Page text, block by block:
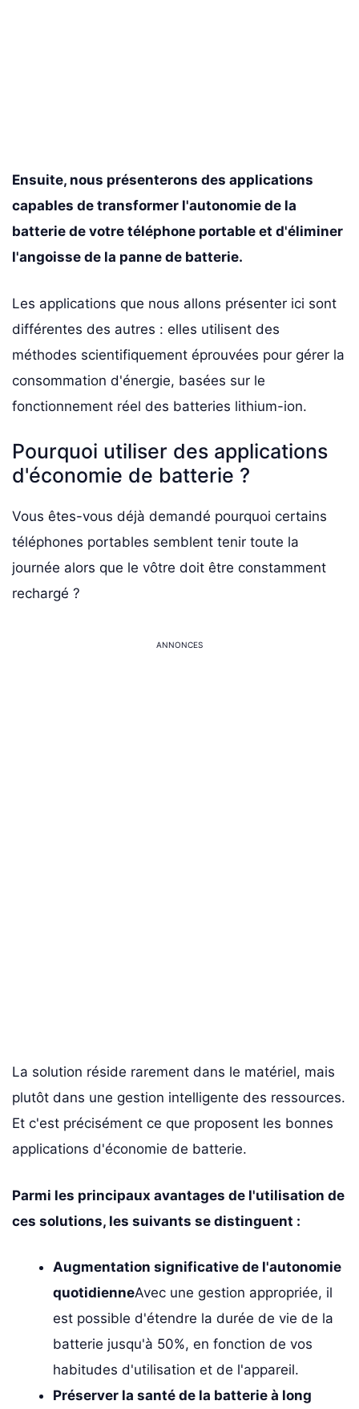
Ensuite, nous présenterons des applications
capables de transformer l'autonomie de la
batterie de votre téléphone portable et d'éliminer
l'angoisse de la panne de batterie.
Les applications que nous allons présenter ici sont
différentes des autres : elles utilisent des
méthodes scientifiquement éprouvées pour gérer la
consommation d'énergie, basées sur le
fonctionnement réel des batteries lithium-ion.
Pourquoi utiliser des applications
d'économie de batterie ?
Vous êtes-vous déjà demandé pourquoi certains
téléphones portables semblent tenir toute la
journée alors que le vôtre doit être constamment
rechargé ?
ANNONCES
La solution réside rarement dans le matériel, mais
plutôt dans une gestion intelligente des ressources.
Et c'est précisément ce que proposent les bonnes
applications d'économie de batterie.
Parmi les principaux avantages de l'utilisation de
ces solutions, les suivants se distinguent :
Augmentation significative de l'autonomie
quotidienneAvec une gestion appropriée, il
est possible d'étendre la durée de vie de la
batterie jusqu'à 50%, en fonction de vos
habitudes d'utilisation et de l'appareil.
Préserver la santé de la batterie à long